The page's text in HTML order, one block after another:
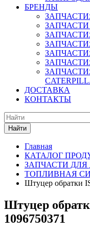
БРЕНДЫ
ЗАПЧАСТИ
ДОСТАВКА
КОНТАКТЫ
Найти
Главная
КАТАЛОГ
ЗАПЧАСТИ ДЛЯ
ТОПЛИВНАЯ
Штуцер обратки
Штуцер
1096750371